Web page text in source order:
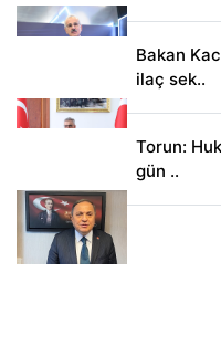
Bakan
ilaç sek..
Torun:
gün ..